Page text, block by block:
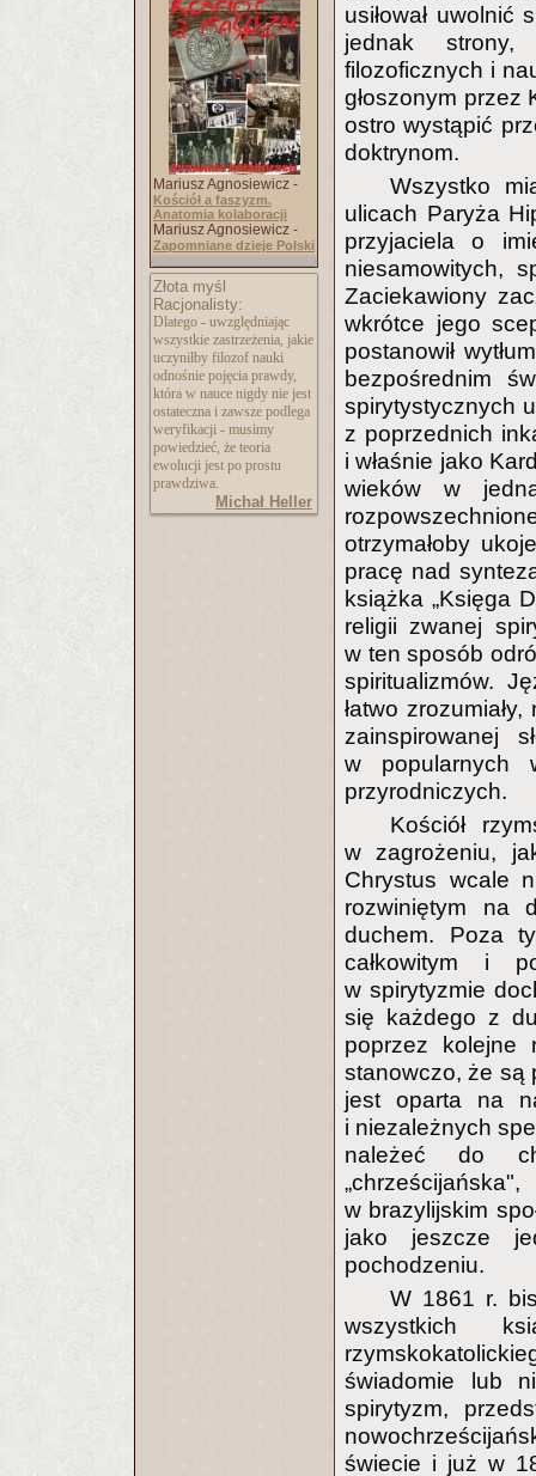
Mariusz Agnosiewicz -
Kościół a faszyzm.
Anatomia kolaboracji
Mariusz Agnosiewicz -
Zapomniane dzieje Polski
Złota myśl
Racjonalisty:
Dlatego - uwzględniając
wszystkie zastrzeżenia, jakie
uczyniłby filozof nauki
odnośnie pojęcia prawdy,
która w nauce nigdy nie jest
ostateczna i zawsze podlega
weryfikacji - musimy
powiedzieć, że teoria
ewolucji jest po prostu
prawdziwa.
Michał Heller
usiłował
jednak strony,
filozoficznych i
głoszonym przez
ostro wystąpić
doktrynom.
Wszystko
ulicach Paryża
przyjaciela o
niesamowitych,
Zaciekawiony
wkrótce jego
postanowił
bezpośrednim
spirytystycznych
z poprzednich
i właśnie jako
wieków w
otrzymałoby
pracę nad
książka „Księga
religii zwanej
w ten sposób
spiritualizmów.
łatwo
zainspirowanej
w
przyrodniczych.
Kościół
w zagrożeniu,
Chrystus wcale
rozwiniętym na
duchem. Poza
całkowitym i
w spirytyzmie
się każdego z
poprzez kolejne
stanowczo, że są
jest oparta na
i niezależnych
należeć do
w brazylijskim
jako jeszcze
pochodzeniu.
W 1861 r.
wszystkich
świadomie lub
spirytyzm,
świecie i już w